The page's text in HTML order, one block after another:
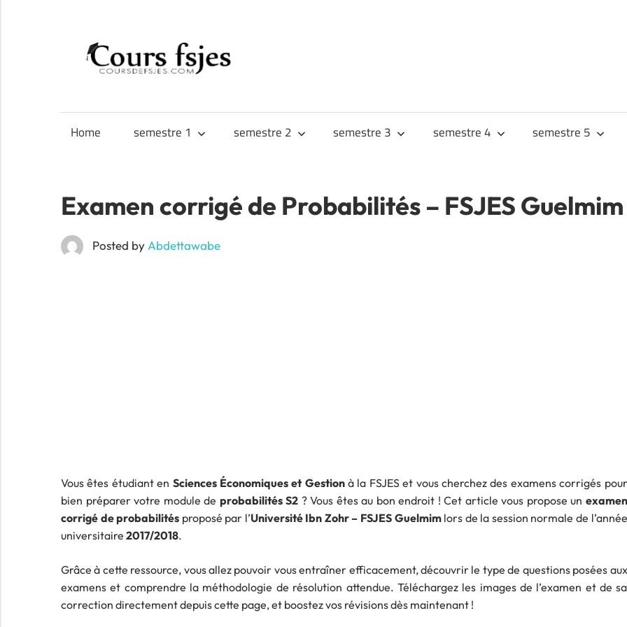
content
FSJES
Home semestre 1 semestre 2 semestre 3 semestre 4 semestre 5
Examen corrigé de Probabilités – FSJES Guelmim
Posted by Abdettawabe
Vous êtes étudiant en Sciences Économiques et Gestionà la FSJES et vous cherchez des examens corrigés pour
bien préparer votre module de probabilités S2 ? Vous êtes au bon endroit ! Cet article vous propose un examen
corrigé de probabilités proposé par l’Université Ibn Zohr – FSJES Guelmimlors de la session normale de l’année
universitaire 2017/2018.
Grâce à cette ressource, vous allez pouvoir vous entraîner efficacement, découvrir le type de questions posées aux
examens et comprendre la méthodologie de résolution attendue. Téléchargez les images de l’examen et de sa
correction directement depuis cette page, et boostez vos révisions dès maintenant !